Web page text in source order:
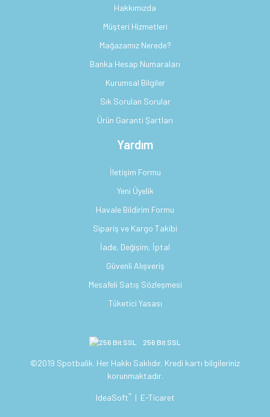
Hakkımızda
Müşteri Hizmetleri
Mağazamız Nerede?
Banka Hesap Numaraları
Kurumsal Bilgiler
Sık Sorulan Sorular
Ürün Garanti Şartları
Yardım
İletişim Formu
Yeni Üyelik
Havale Bildirim Formu
Sipariş ve Kargo Takibi
İade, Değişim, İptal
Güvenli Alışveriş
Mesafeli Satış Sözleşmesi
Tüketici Yasası
256 Bit SSL
©2019 Spotbalik. Her Hakkı Saklıdır. Kredi kartı bilgileriniz
korunmaktadır.
IdeaSoft® | E-Ticaret